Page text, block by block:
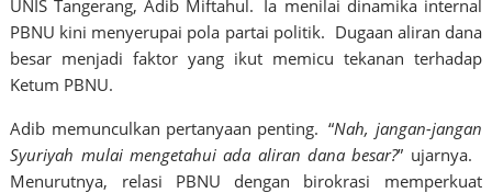
UNIS Tangerang, Adib Miftahul. Ia menilai dinamika internal
PBNU kini menyerupai pola partai politik. Dugaan aliran dana
besar menjadi faktor yang ikut memicu tekanan terhadap
Ketum PBNU.
Adib memunculkan pertanyaan penting. “Nah, jangan-jangan
Syuriyah mulai mengetahui ada aliran dana besar?” ujarnya.
Menurutnya, relasi PBNU dengan birokrasi memperkuat